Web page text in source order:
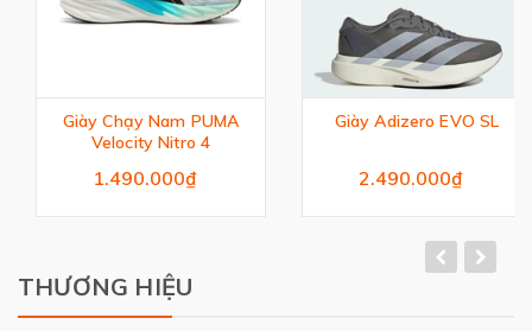
Giày Chạy Nam PUMA
Velocity Nitro 4
1.490.000₫
Giày Adizero EVO SL
2.490.000₫
THƯƠNG HIỆU